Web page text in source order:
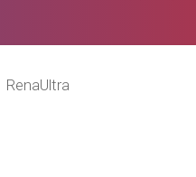
RenaUltra